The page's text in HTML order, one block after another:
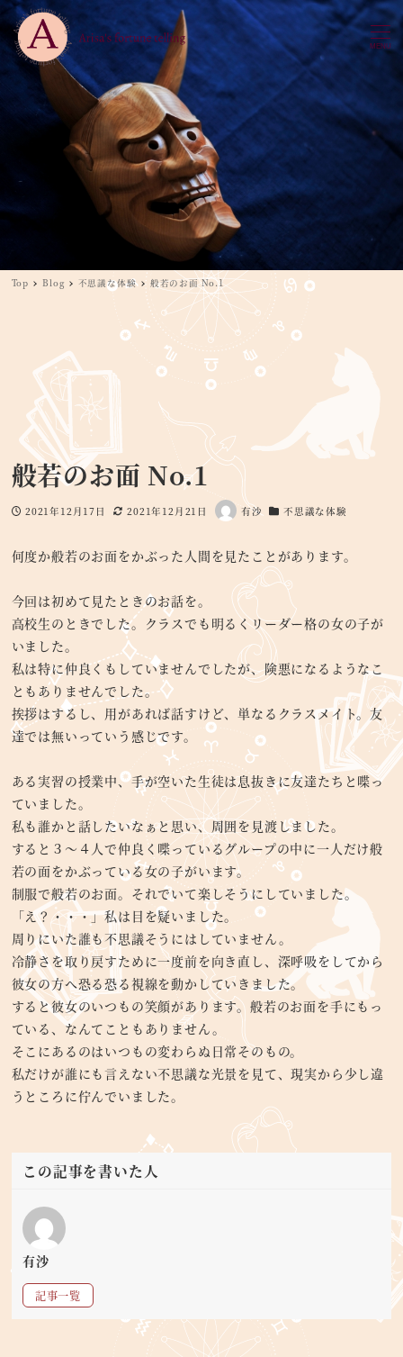
MENU
Top Blog 不思議な体験 般若のお面 No.1
般若のお面 No.1
投稿日
2021年12月17日
更新日
2021年12月21日
著
有沙
カテゴリー
不思議な体験
何度か般若のお面をかぶった人間を見たことがあります。
今回は初めて見たときのお話を。
高校生のときでした。クラスでも明るくリーダー格の女の子が
いました。
私は特に仲良くもしていませんでしたが、険悪になるようなこ
ともありませんでした。
挨拶はするし、用があれば話すけど、単なるクラスメイト。友
達では無いっていう感じです。
ある実習の授業中、手が空いた生徒は息抜きに友達たちと喋っ
ていました。
私も誰かと話したいなぁと思い、周囲を見渡しました。
すると３～４人で仲良く喋っているグループの中に一人だけ般
若の面をかぶっている女の子がいます。
制服で般若のお面。それでいて楽しそうにしていました。
「え？・・・」私は目を疑いました。
周りにいた誰も不思議そうにはしていません。
冷静さを取り戻すために一度前を向き直し、深呼吸をしてから
彼女の方へ恐る恐る視線を動かしていきました。
すると彼女のいつもの笑顔があります。般若のお面を手にもっ
ている、なんてこともありません。
そこにあるのはいつもの変わらぬ日常そのもの。
私だけが誰にも言えない不思議な光景を見て、現実から少し違
うところに佇んでいました。
この記事を書いた人
有沙
記事一覧